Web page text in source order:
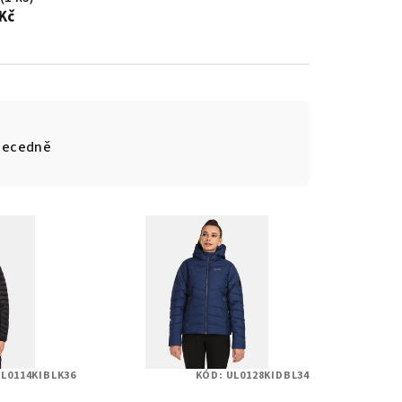
KÓD: UL0128KIDBL34